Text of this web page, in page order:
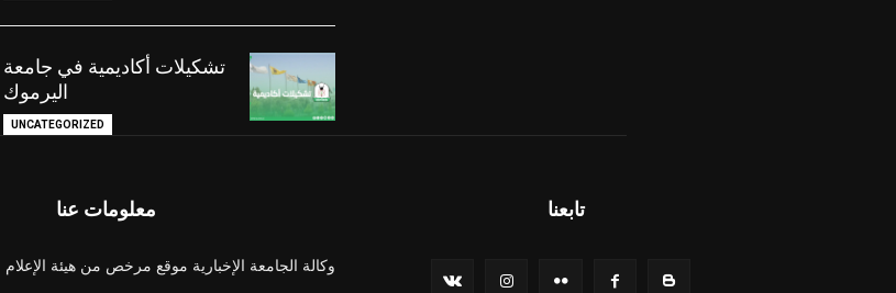
تشكيلات أكاديمية في جامعة
اليرموك
UNCATEGORIZED
معلومات عنا
وكالة الجامعة الإخبارية موقع مرخص من هيئة الإعلام
تابعنا